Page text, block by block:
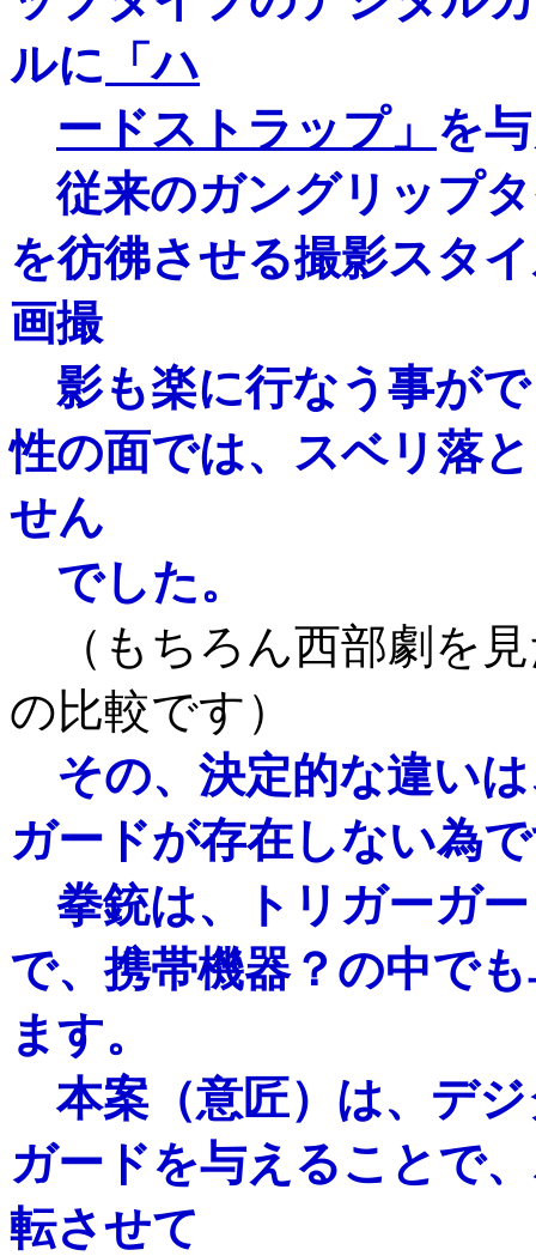
ルに 「ハ
ードストラップ」 を
従来のガングリップ
を彷彿させる撮影スタ
画撮
影も楽に行なう事が
性の面では、スベリ落
せん
でした。
（もちろん西部劇を
の比較です）
その、決定的な違い
ガードが存在しない為
拳銃は、トリガーガ
で、携帯機器？の中で
ます。
本案（意匠）は、デ
ガードを与えることで
転させて